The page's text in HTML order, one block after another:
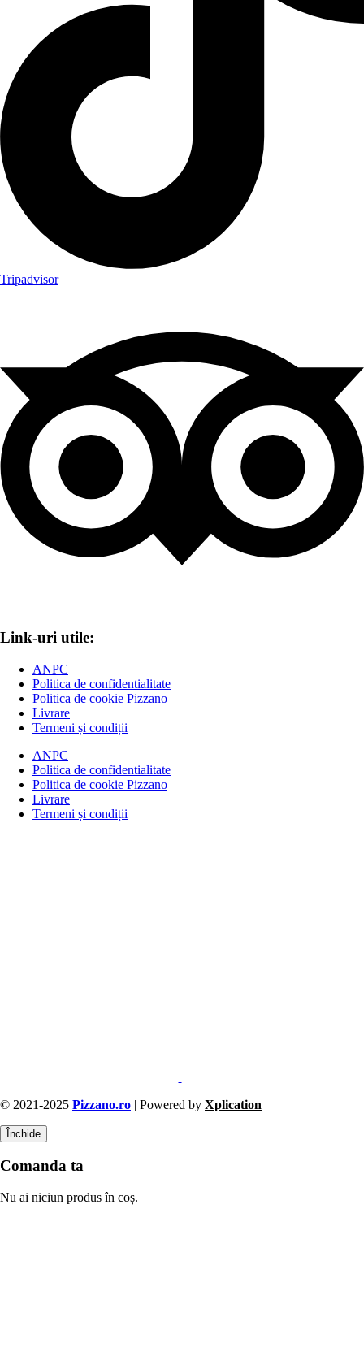
Tripadvisor
Link-uri utile:
ANPC
Politica de confidentialitate
Politica de cookie Pizzano
Livrare
Termeni și condiții
ANPC
Politica de confidentialitate
Politica de cookie Pizzano
Livrare
Termeni și condiții
© 2021-2025 Pizzano.ro | Powered by Xplication
Închide
Comanda ta
Nu ai niciun produs în coș.